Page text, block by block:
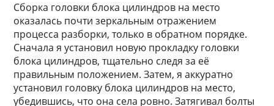
Сборка головки блока цилиндров на место
оказалась почти зеркальным отражением
процесса разборки, только в обратном порядке.
Сначала я установил новую прокладку головки
блока цилиндров, тщательно следя за её
правильным положением. Затем, я аккуратно
установил головку блока цилиндров на место,
убедившись, что она села ровно. Затягивал болты